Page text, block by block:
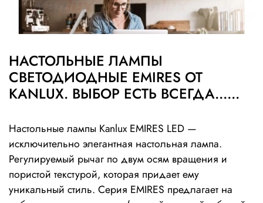
НАСТОЛЬНЫЕ ЛАМПЫ
СВЕТОДИОДНЫЕ EMIRES ОТ
KANLUX. ВЫБОР ЕСТЬ ВСЕГДА......
Настольные лампы Kanlux EMIRES LED —
исключительно элегантная настольная лампа.
Регулируемый рычаг по двум осям вращения и
пористой текстурой, которая придает ему
уникальный стиль. Серия EMIRES предлагает на